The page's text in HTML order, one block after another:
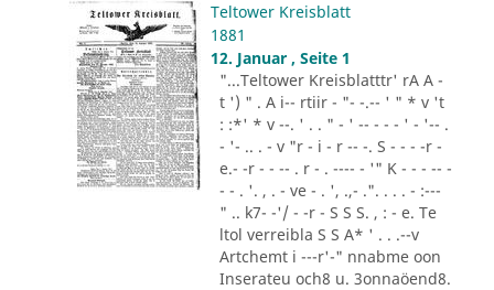
Teltower Kreisblatt
1881
12. Januar , Seite 1
"...Teltower Kreisblatttr' rA A -
t ') " . A i-- rtiir - "- -.-- ' " * v 't
: :*' * v --. ' . . " - ' -- - - - ' - '-- .
- '- .. . - v "r - i - r -- -. S - - - -r -
e.- -r - - -- . r - . ---- - '" K - - - -- -
- - . '. , . - ve - . ', .,- .". . . . - :---
" .. k7- -'/ - -r - S S S. , : - e. Te
ltol verreibla S S A* ' . . .--v
Artchemt i ---r'-" nnabme oon
Inserateu och8 u. 3onnaöend8.